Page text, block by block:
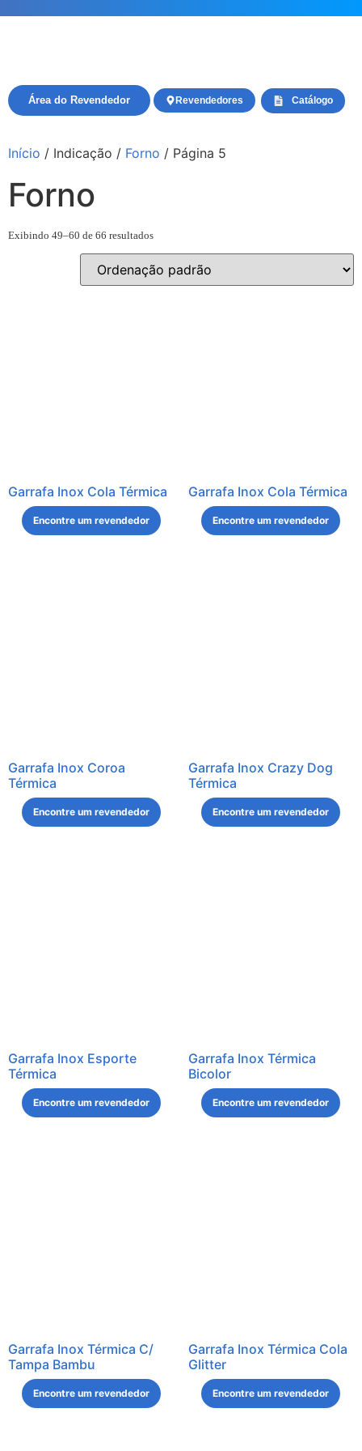
Catálogo
Revendedores
Área do Revendedor
Início / Indicação / Forno / Página 5
Forno
Exibindo 49–60 de 66 resultados
Garrafa Inox Cola Térmica
Encontre um revendedor
Garrafa Inox Cola Térmica
Encontre um revendedor
Garrafa Inox Coroa
Térmica
Encontre um revendedor
Garrafa Inox Crazy Dog
Térmica
Encontre um revendedor
Garrafa Inox Esporte
Térmica
Encontre um revendedor
Garrafa Inox Térmica
Bicolor
Encontre um revendedor
Garrafa Inox Térmica C/
Tampa Bambu
Encontre um revendedor
Garrafa Inox Térmica Cola
Glitter
Encontre um revendedor